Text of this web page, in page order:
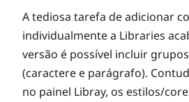
A tediosa tarefa de adicionar
individualmente a Libraries
versão é possível incluir
(caractere e parágrafo).
no painel Libray, os estilos/